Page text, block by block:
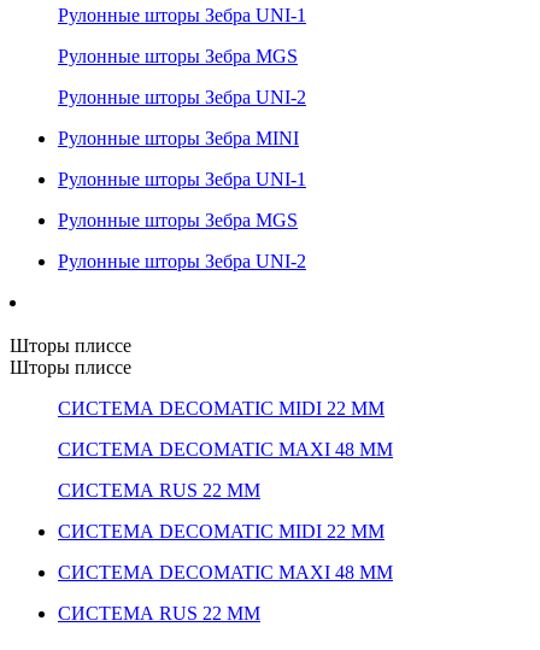
Рулонные шторы Зебра UNI-1
Рулонные шторы Зебра MGS
Рулонные шторы Зебра UNI-2
Рулонные шторы Зебра MINI
Рулонные шторы Зебра UNI-1
Рулонные шторы Зебра MGS
Рулонные шторы Зебра UNI-2
Шторы плиссе
Шторы плиссе
СИСТЕМА DECOMATIC MIDI 22 ММ
СИСТЕМА DECOMATIC MAXI 48 ММ
СИСТЕМА RUS 22 ММ
СИСТЕМА DECOMATIC MIDI 22 ММ
СИСТЕМА DECOMATIC MAXI 48 ММ
СИСТЕМА RUS 22 ММ